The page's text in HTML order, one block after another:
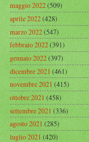
maggio 2022(509)
aprile 2022(428)
marzo 2022(547)
febbraio 2022(391)
gennaio 2022(397)
dicembre 2021(461)
novembre 2021(415)
ottobre 2021(458)
settembre 2021(336)
agosto 2021(285)
luglio 2021(420)